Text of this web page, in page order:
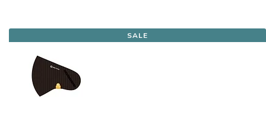
SALE